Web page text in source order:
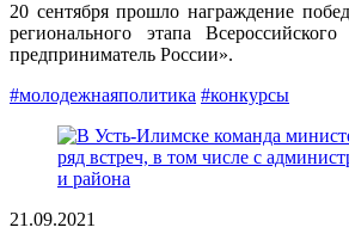
20 сентября прошло награждение
регионального этапа
предприниматель России».
#молодежнаяполитика #конкурсы
21.09.2021